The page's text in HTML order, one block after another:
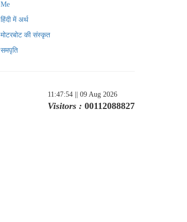
Me
हिंदी में अर्थ
मोटरबोट की संस्कृत
समपृति
11:47:54 || 09 Aug 2026
Visitors : 00112088827